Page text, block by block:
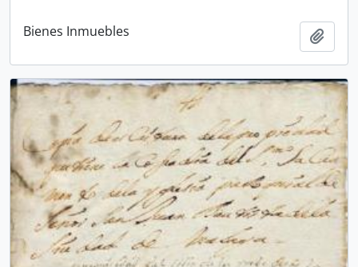
Bienes Inmuebles